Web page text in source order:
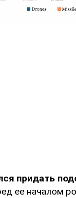
придать
ее началом